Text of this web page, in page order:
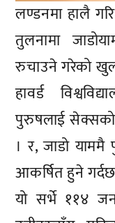
लण्डनमा हालै
तुलनामा
रुचाउने गरेको
हावर्ड
पुरुषलाई सेक्सको
। र, जाडो
आकर्षित हुने
यो सर्भे ११४